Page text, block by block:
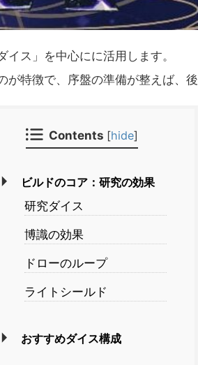
ス」を中心にに活用します。
特徴で、序盤の準備が整えば、
Contents [hide]
ビルドのコア：研究の効果
研究ダイス
博識の効果
ドローのループ
ライトシールド
おすすめダイス構成